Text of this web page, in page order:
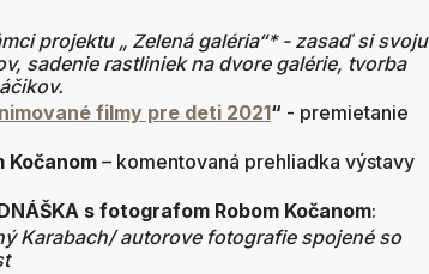
projektu „ Zelená galéria“* - zasaď si svoju
sadenie rastliniek na dvore galérie, tvorba
filmy pre deti 2021“ - premietanie
Kočanom– komentovaná prehliadka výstavy
s fotografom Robom Kočanom:
Karabach/ autorove fotografie spojené so